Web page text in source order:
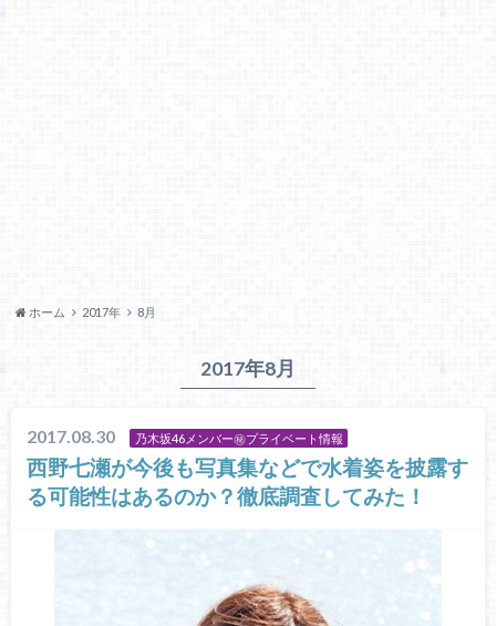
ホーム 2017年 8月
2017年8月
2017.08.30 乃木坂46メンバー㊙プライベート情報
西野七瀬が今後も写真集などで水着姿を披露す
る可能性はあるのか？徹底調査してみた！